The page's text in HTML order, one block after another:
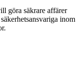
göra säkrare affärer
inom